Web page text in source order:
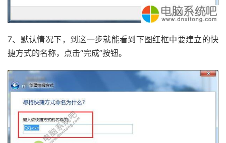
7、默认情况下，到这一步就能看到下图红框中要建立的快
捷方式的名称，点击“完成”按钮。